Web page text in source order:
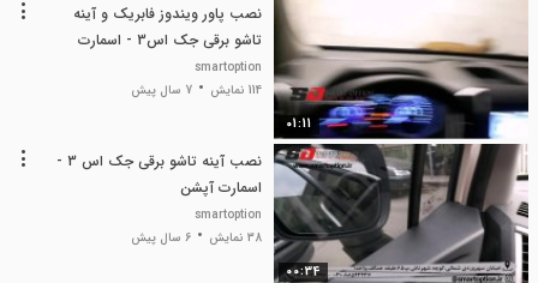
01:11
نصب پاور ویندوز فابریک و آینه
تاشو برقی جک اس3 - اسمارت
آپشن
smartoption
114 نمایش
7 سال پیش
00:34
نصب آینه تاشو برقی جک اس 3 -
اسمارت آپشن
smartoption
38 نمایش
6 سال پیش